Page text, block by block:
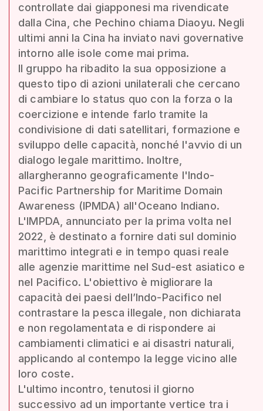
controllate dai giapponesi ma rivendicate
dalla Cina, che Pechino chiama Diaoyu. Negli
ultimi anni la Cina ha inviato navi governative
intorno alle isole come mai prima.
Il gruppo ha ribadito la sua opposizione a
questo tipo di azioni unilaterali che cercano
di cambiare lo status quo con la forza o la
coercizione e intende farlo tramite la
condivisione di dati satellitari, formazione e
sviluppo delle capacità, nonché l'avvio di un
dialogo legale marittimo. Inoltre,
allargheranno geograficamente l'Indo-
Pacific Partnership for Maritime Domain
Awareness (IPMDA) all'Oceano Indiano.
L'IMPDA, annunciato per la prima volta nel
2022, è destinato a fornire dati sul dominio
marittimo integrati e in tempo quasi reale
alle agenzie marittime nel Sud-est asiatico e
nel Pacifico. L'obiettivo è migliorare la
capacità dei paesi dell’Indo-Pacifico nel
contrastare la pesca illegale, non dichiarata
e non regolamentata e di rispondere ai
cambiamenti climatici e ai disastri naturali,
applicando al contempo la legge vicino alle
loro coste.
L'ultimo incontro, tenutosi il giorno
successivo ad un importante vertice tra i